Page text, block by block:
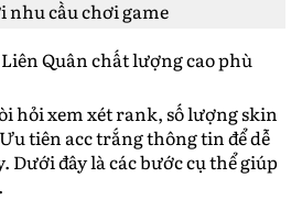
nhu cầu chơi game
Quân chất lượng cao phù
hỏi xem xét rank, số lượng skin
tiên acc trắng thông tin để dễ
Dưới đây là các bước cụ thể giúp